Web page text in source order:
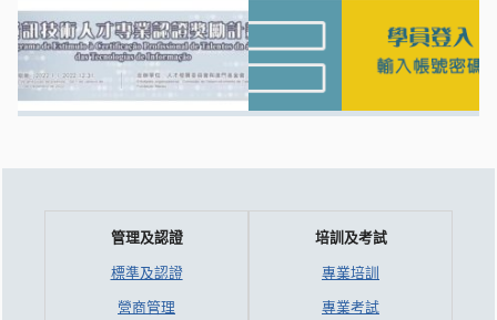
管理及認證
標準及認證
營商管理
培訓及考試
專業培訓
專業考試